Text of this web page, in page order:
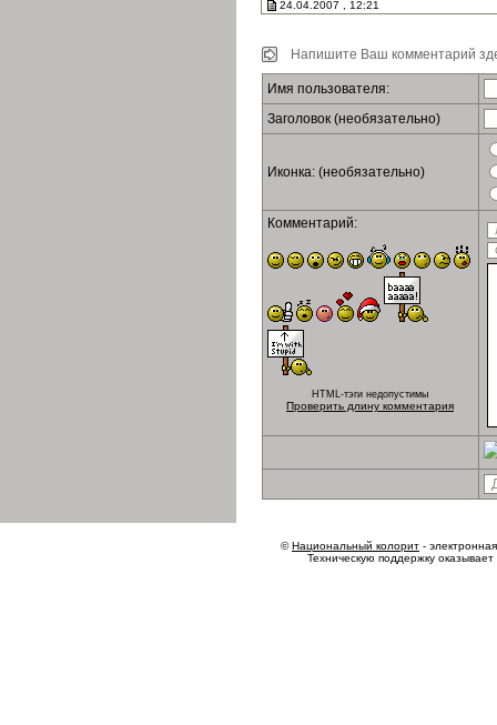
24.04.2007 , 12:21
Напишите Ваш комментарий
Имя пользователя:
Заголовок (необязательно)
Иконка: (необязательно)
Комментарий:
HTML-тэги недопустимы
Проверить длину комментария
©Национальный колорит -
Техническую поддержку